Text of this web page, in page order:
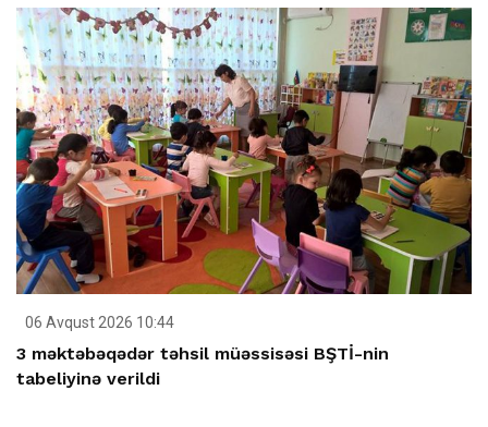
06 Avqust 2026 10:44
3 məktəbəqədər təhsil müəssisəsi BŞTİ-nin
tabeliyinə verildi